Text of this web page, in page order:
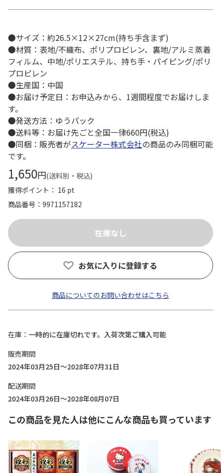
●サイズ：約26.5×12×27cm(持ち手含まず)
●材質：表地/不織布、ポリプロピレン、裏地/アルミ蒸着
フィルム、中地/ポリエステル、持ち手・パイピング/ポリ
プロピレン
●生産国：中国
●お届け予定日：お申込みから、1週間程度でお届けしま
す。
●発送方法：ゆうパック
●送料等：お届け先ごと全国一律660円(税込)
●同梱：販売者がスケーター株式会社の商品のみ同梱可能
です。
1,650円(送料別・税込)
獲得ポイント： 16 pt
商品番号
9971157182
お気に入りに登録する
商品についてのお問い合わせはこちら
在庫
一時的に在庫切れです。入荷次第ご購入可能
販売期間
2024年03月25日～2028年07月31日
配送期間
2024年03月26日～2028年08月07日
この商品を見た人は他にこんな商品も買っています